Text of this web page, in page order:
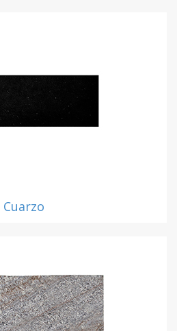
Cuarzo